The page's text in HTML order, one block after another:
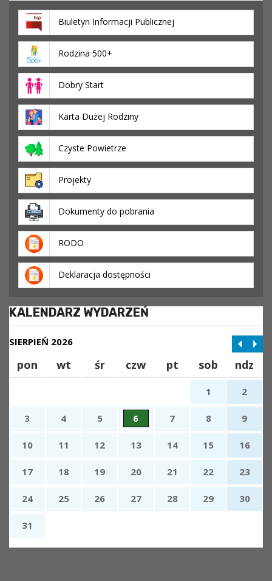
Biuletyn Informacji Publicznej
Rodzina 500+
Dobry Start
Karta Dużej Rodziny
Czyste Powietrze
Projekty
Dokumenty do pobrania
RODO
Deklaracja dostępności
KALENDARZ WYDARZEŃ
SIERPIEŃ 2026
pon wt śr czw pt sob ndz
1 2
3 4 5 6 7 8 9
10 11 12 13 14 15 16
17 18 19 20 21 22 23
24 25 26 27 28 29 30
31